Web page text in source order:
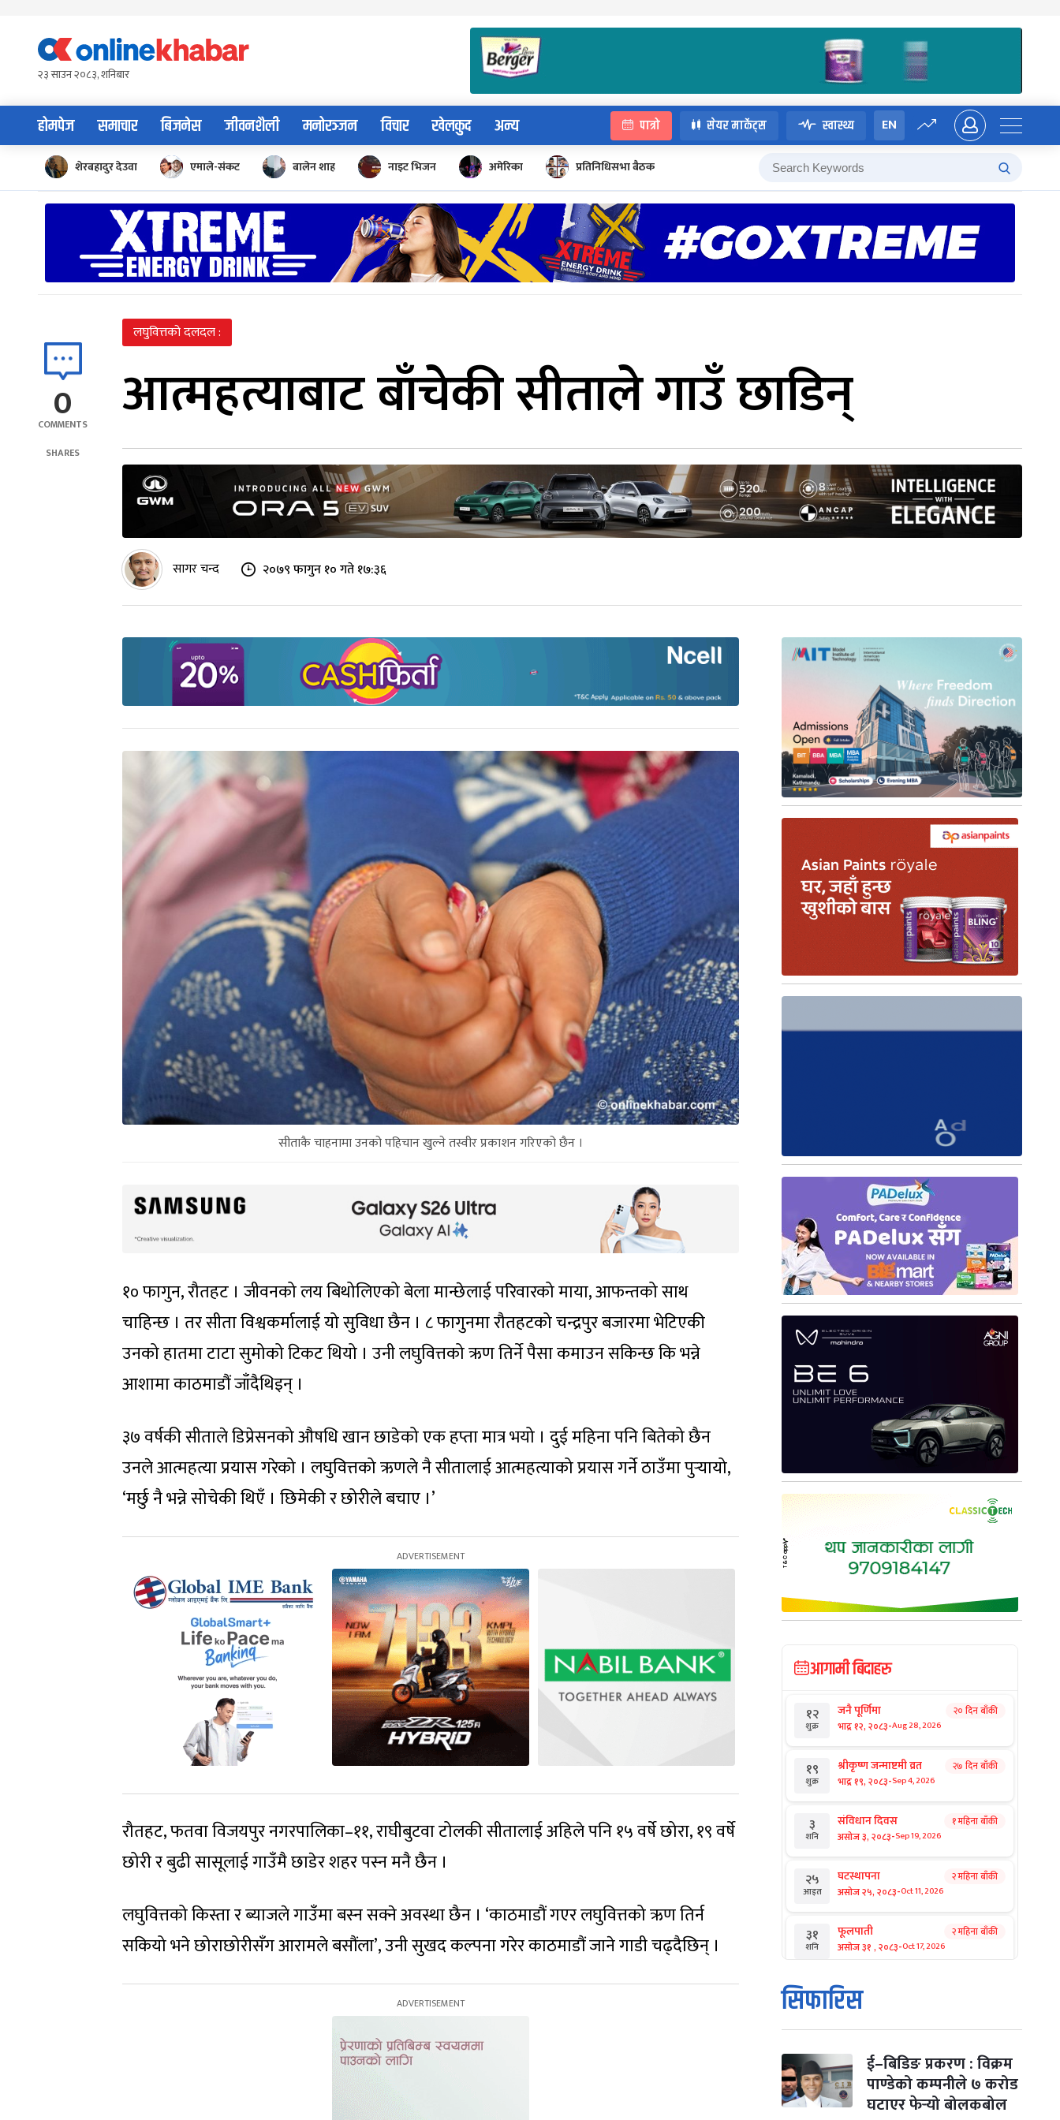
content२३ साउन २०८३, शनिबार
होमपेज समाचार बिजनेस जीवनशैली मनोरञ्जन विचार खेलकुद अन्य पात्रो सेयर मार्केट्स स्वास्थ्य EN
शेरबहादुर देउवा एमाले-संकट बालेन शाह नाइट भिजन अमेरिका प्रतिनिधिसभा बैठक
0
COMMENTS
SHARES
लघुवित्तको दलदल :
आत्महत्याबाट बाँचेकी सीताले गाउँ छाडिन्
सागर चन्द २०७९ फागुन १० गते १७:३६
सीताकै चाहनामा उनको पहिचान खुल्ने तस्वीर प्रकाशन गरिएको छैन ।
१० फागुन, रौतहट । जीवनको लय बिथोलिएको बेला मान्छेलाई परिवारको माया, आफन्तको साथ
चाहिन्छ । तर सीता विश्वकर्मालाई यो सुविधा छैन । ८ फागुनमा रौतहटको चन्द्रपुर बजारमा भेटिएकी
उनको हातमा टाटा सुमोको टिकट थियो । उनी लघुवित्तको ऋण तिर्ने पैसा कमाउन सकिन्छ कि भन्ने
आशामा काठमाडौं जाँदैथिइन् ।
३७ वर्षकी सीताले डिप्रेसनको औषधि खान छाडेको एक हप्ता मात्र भयो । दुई महिना पनि बितेको छैन
उनले आत्महत्या प्रयास गरेको । लघुवित्तको ऋणले नै सीतालाई आत्महत्याको प्रयास गर्ने ठाउँमा पुर्‍यायो,
‘मर्छु नै भन्ने सोचेकी थिएँ । छिमेकी र छोरीले बचाए ।’
रौतहट, फतवा विजयपुर नगरपालिका–११, राघीबुटवा टोलकी सीतालाई अहिले पनि १५ वर्षे छोरा, १९ वर्षे
छोरी र बुढी सासूलाई गाउँमै छाडेर शहर पस्न मनै छैन ।
लघुवित्तको किस्ता र ब्याजले गाउँमा बस्न सक्ने अवस्था छैन । ‘काठमाडौं गएर लघुवित्तको ऋण तिर्न
सकियो भने छोराछोरीसँग आरामले बसौंला’, उनी सुखद कल्पना गरेर काठमाडौं जाने गाडी चढ्दैछिन् ।
आगामी बिदाहरु
१२
शुक्र
जनै पूर्णिमा
भाद्र १२, २०८३-Aug 28, 2026
२० दिन बाँकी
१९
शुक्र
श्रीकृष्ण जन्माष्टमी व्रत
भाद्र १९, २०८३-Sep 4, 2026
२७ दिन बाँकी
३
शनि
संविधान दिवस
असोज ३, २०८३-Sep 19, 2026
१ महिना बाँकी
२५
आइत
घटस्थापना
असोज २५, २०८३-Oct 11, 2026
२ महिना बाँकी
३१
शनि
फूलपाती
असोज ३१ , २०८३-Oct 17, 2026
२ महिना बाँकी
१
आइत
कार्तिक सङ्क्रान्ति
कार्तिक १, २०८३
मंगल कार्तिक ३, २०८३-Oct 20, 2026
४ विजयादशमी
कार्तिक ४, २०८३-Oct 21, 2026
२ महिना बाँकी
सिफारिस
ई–बिडिङ प्रकरण : विक्रम
पाण्डेको कम्पनीले ७ करोड
घटाएर फेर्‍यो बोलकबोल